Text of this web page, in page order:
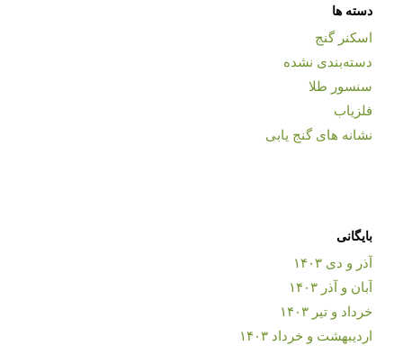
دسته ها
اسکنر گنج
دسته‌بندی نشده
سنسور طلا
فلزیاب
نشانه های گنج یابی
بایگانی
آذر و دی ۱۴۰۳
آبان و آذر ۱۴۰۳
خرداد و تیر ۱۴۰۳
اردیبهشت و خرداد ۱۴۰۳